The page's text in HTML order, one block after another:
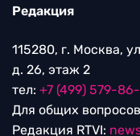
Редакция
115280, г. Москва,
д. 26, этаж 2
тел: +7 (499) 579-
Для общих
Редакция RTVI: